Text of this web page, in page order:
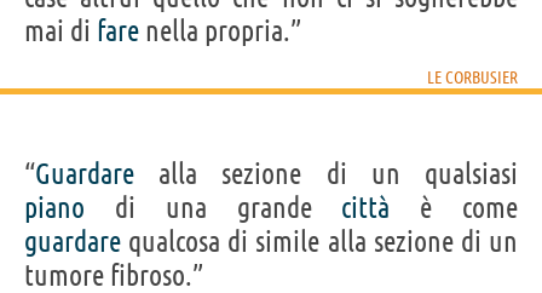
mai di fare nella propria.”
LE CORBUSIER
“Guardare alla sezione di un qualsiasi
piano di una grande città è come
guardare qualcosa di simile alla sezione di un
tumore fibroso.”